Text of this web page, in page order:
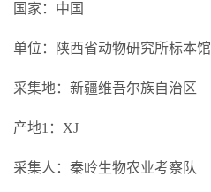
国家：中国
单位：陕西省动物研究所标本馆
采集地：新疆维吾尔族自治区
产地1：XJ
采集人：秦岭生物农业考察队